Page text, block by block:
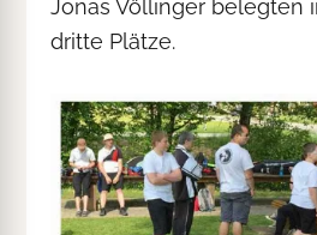
Jonas Völlinger belegten
dritte Plätze.